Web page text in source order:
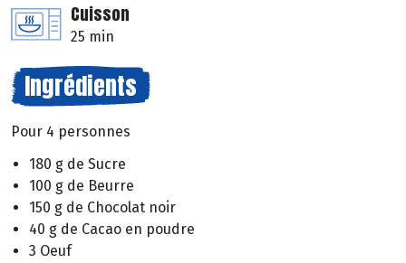
Cuisson
25 min
Ingrédients
Pour 4 personnes
180 g de Sucre
100 g de Beurre
150 g de Chocolat noir
40 g de Cacao en poudre
3 Oeuf